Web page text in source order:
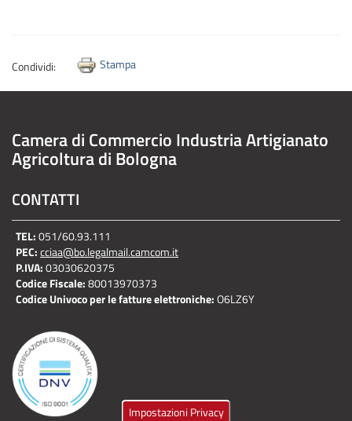
Condividi: Stampa
Camera di Commercio Industria Artigianato
Agricoltura di Bologna
CONTATTI
TEL:051/60.93.111
PEC:cciaa@bo.legalmail.camcom.it
P.IVA:03030620375
Codice Fiscale:80013970373
Codice Univoco per le fatture elettroniche:O6LZ6Y
Impostazioni Privacy